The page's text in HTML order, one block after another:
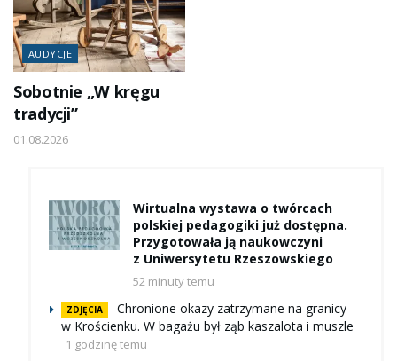
AUDYCJE
Sobotnie „W kręgu
tradycji”
01.08.2026
Wirtualna wystawa o twórcach
polskiej pedagogiki już dostępna.
Przygotowała ją naukowczyni
z Uniwersytetu Rzeszowskiego
52 minuty temu
ZDJĘCIA
Chronione okazy zatrzymane na granicy
w Krościenku. W bagażu był ząb kaszalota i muszle
1 godzinę temu